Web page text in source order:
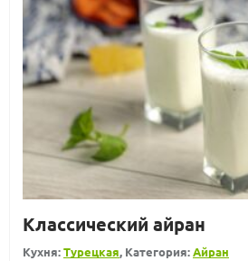
Классический айран
Кухня:Турецкая, Категория:Айран